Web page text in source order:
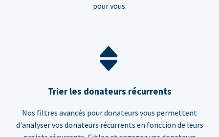
pour vous.
Trier les donateurs récurrents
Nos filtres avancés pour donateurs vous permettent
d'analyser vos donateurs récurrents en fonction de leurs